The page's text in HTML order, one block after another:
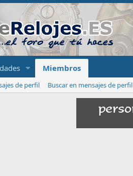
Miembros
de perfil Buscar en mensajes de perfil